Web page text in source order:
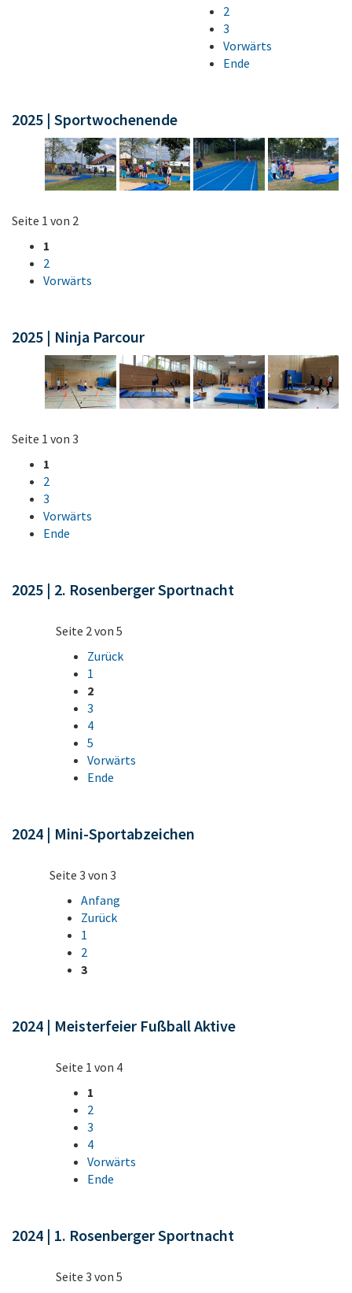
2
3
Vorwärts
Ende
2025 | Sportwochenende
Seite 1 von 2
1
2
Vorwärts
2025 | Ninja Parcour
Seite 1 von 3
1
2
3
Vorwärts
Ende
2025 | 2. Rosenberger Sportnacht
Seite 2 von 5
Zurück
1
2
3
4
5
Vorwärts
Ende
2024 | Mini-Sportabzeichen
Seite 3 von 3
Anfang
Zurück
1
2
3
2024 | Meisterfeier Fußball Aktive
Seite 1 von 4
1
2
3
4
Vorwärts
Ende
2024 | 1. Rosenberger Sportnacht
Seite 3 von 5